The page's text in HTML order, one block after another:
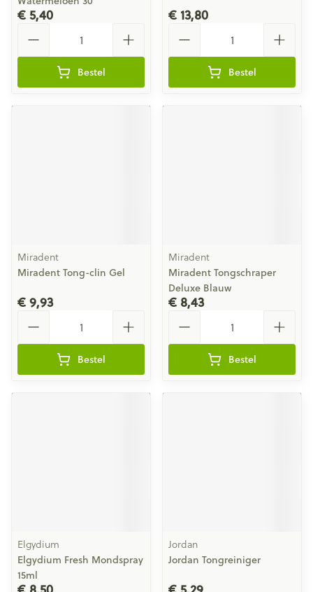
€ 5,40
Bestel
€ 13,80
Bestel
Miradent
Miradent Tong-clin Gel
€ 9,93
Bestel
Miradent
Miradent Tongschraper
Deluxe Blauw
€ 8,43
Bestel
Elgydium
Elgydium Fresh Mondspray
15ml
Jordan
Jordan Tongreiniger